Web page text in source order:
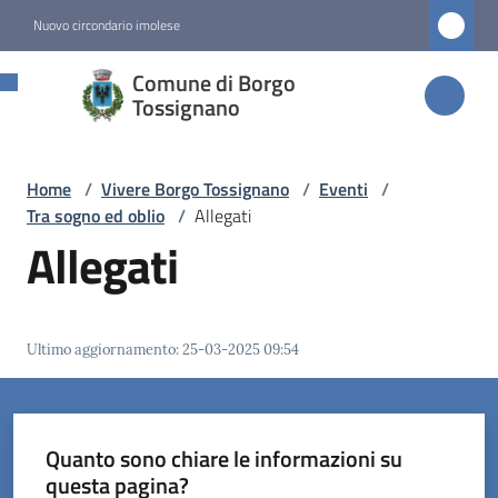
Nuovo circondario imolese
Comune di Borgo
Tossignano
Comune di
Borgo
Servizi
Vivere
Borgo
Tossignano
Home / Vivere Borgo Tossignano / Eventi /
Tra sogno ed oblio / Allegati
Allegati
Ultimo aggiornamento:25-03-2025 09:54
Quanto sono chiare le informazioni su
questa pagina?